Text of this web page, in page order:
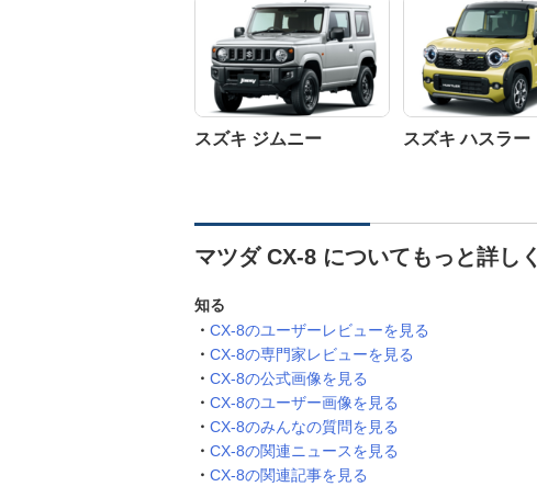
スズキ ジムニー スズキ ハスラー
マツダ CX-8 についてもっと詳しく
知る
CX-8のユーザーレビューを見る
CX-8の専門家レビューを見る
CX-8の公式画像を見る
CX-8のユーザー画像を見る
CX-8のみんなの質問を見る
CX-8の関連ニュースを見る
CX-8の関連記事を見る